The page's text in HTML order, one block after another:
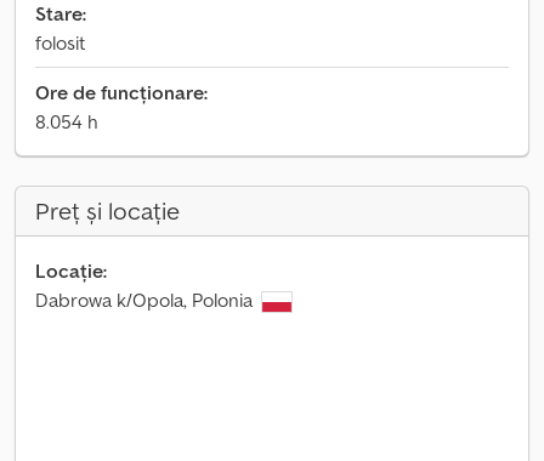
Stare:
folosit
Ore de funcționare:
8.054 h
Preț și locație
Locație:
Dabrowa k/Opola, Polonia